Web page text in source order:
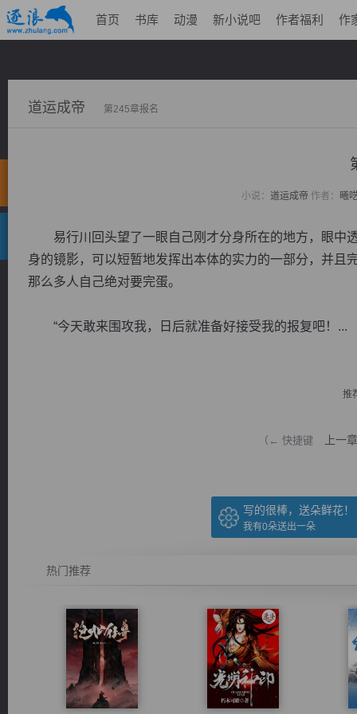
首页 书库 动漫 新小说吧 作者福利 作
道运成帝 第245章报名
小说： 道运成帝 作者： 曦
易行川回头望了一眼自己刚才分身所在的地方，眼中
身的镜影，可以短暂地发挥出本体的实力的一部分，并且
那么多人自己绝对要完蛋。
“今天敢来围攻我，日后就准备好接受我的报复吧！...
推
（← 快捷键 上一章
写的很棒，送朵鲜花！
我有0朵送出一朵
热门推荐